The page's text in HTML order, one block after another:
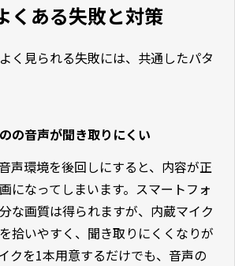
くある失敗と対策
く見られる失敗には、共通したパタ
の音声が聞き取りにくい
声環境を後回しにすると、内容が正
になってしまいます。スマートフォ
な画質は得られますが、内蔵マイク
拾いやすく、聞き取りにくくなりが
クを1本用意するだけでも、音声の